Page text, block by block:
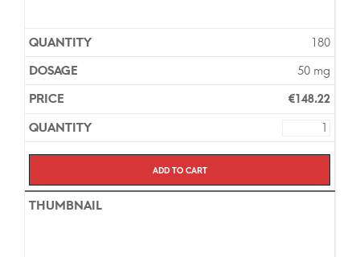
180
50 mg
€148.22
Add to cart